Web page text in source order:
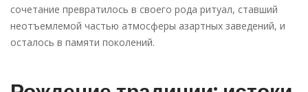
сочетание превратилось в своего рода ритуал, ставший
неотъемлемой частью атмосферы азартных заведений, и
осталось в памяти поколений.